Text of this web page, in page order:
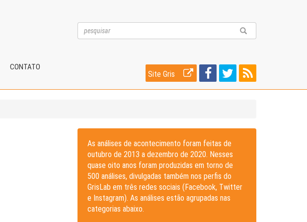
CONTATO
Site Gris
As análises de acontecimento foram feitas de
outubro de 2013 a dezembro de 2020. Nesses
quase oito anos foram produzidas em torno de
500 análises, divulgadas também nos perfis do
GrisLab em três redes sociais (Facebook, Twitter
e Instagram). As análises estão agrupadas nas
categorias abaixo.